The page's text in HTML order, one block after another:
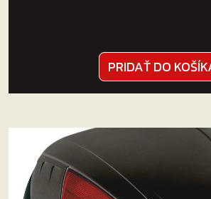
PRIDAŤ DO